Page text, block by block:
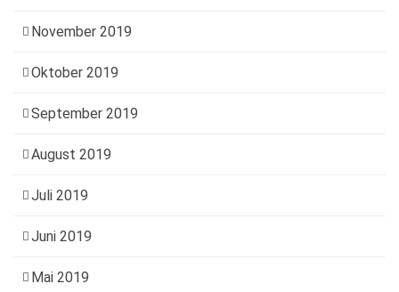
November 2019
Oktober 2019
September 2019
August 2019
Juli 2019
Juni 2019
Mai 2019